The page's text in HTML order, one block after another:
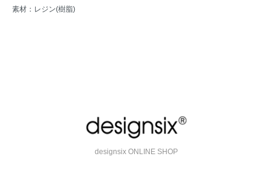
素材：レジン(樹脂)
designsix ONLINE SHOP